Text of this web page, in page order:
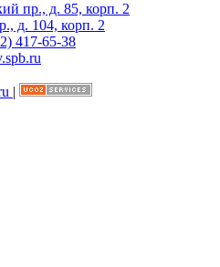
пр., д. 85, корп. 2
д. 104, корп. 2
417-65-38
|